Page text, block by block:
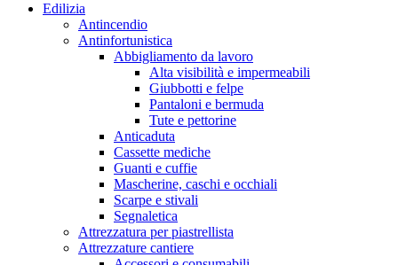
Edilizia
Antincendio
Antinfortunistica
Abbigliamento da lavoro
Alta visibilità e impermeabili
Giubbotti e felpe
Pantaloni e bermuda
Tute e pettorine
Anticaduta
Cassette mediche
Guanti e cuffie
Mascherine, caschi e occhiali
Scarpe e stivali
Segnaletica
Attrezzatura per piastrellista
Attrezzature cantiere